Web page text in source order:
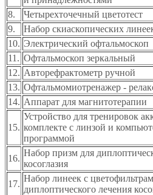
8.
Четырехточечный цветотест
9.
Набор скиаскопических
10. Электрический офтальмоскоп
11. Офтальмоскоп зеркальный
12. Авторефрактометр ручной
13. Офтальмомиотренажер -
14. Аппарат для магнитотерапии
15.
Устройство для тренировок
комплекте с линзой и
программой
16.
Набор призм для
косоглазия
17.
Набор линеек с
диплоптического лечения